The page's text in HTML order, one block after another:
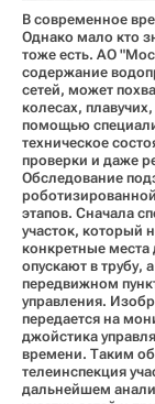
В современное
Однако мало кто
тоже есть. АО
содержание
сетей, может
колесах,
помощью
техническое
проверки и даже
Обследование
этапов. Сначала
участок, который
конкретные места
опускают в трубу,
передвижном
управления.
передается на
джойстика
времени. Таким
телеинспекция
дальнейшем